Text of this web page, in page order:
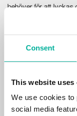
Consent
This website uses
We use cookies to
social media
behöver för att lyckas